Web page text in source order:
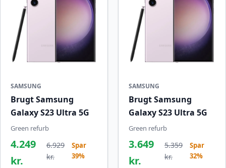
SAMSUNG
Brugt Samsung
Galaxy S23 Ultra 5G
Green refurb
4.249
kr.
6.929
kr.
Spar
39%
SAMSUNG
Brugt Samsung
Galaxy S23 Ultra 5G
Green refurb
3.649
kr.
5.359
kr.
Spar
32%